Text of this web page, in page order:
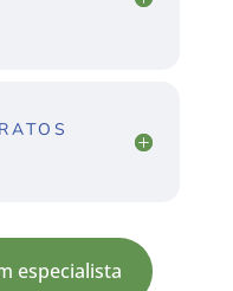
especialista